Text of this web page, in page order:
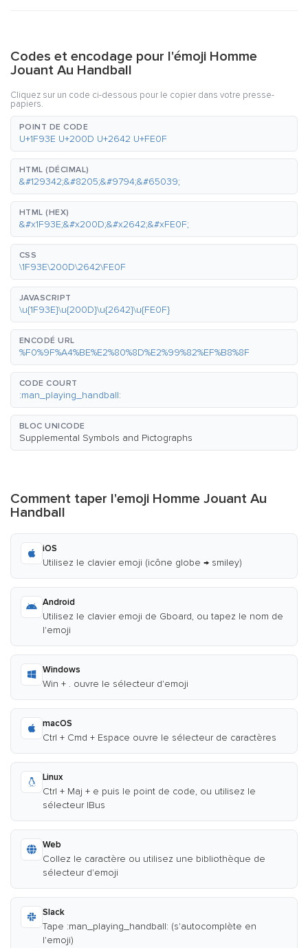
Codes et encodage pour l'émoji Homme
Jouant Au Handball
Cliquez sur un code ci-dessous pour le copier dans votre presse-
papiers.
POINT DE CODE
U+1F93E U+200D U+2642 U+FE0F
HTML (DÉCIMAL)
&#129342;&#8205;&#9794;&#65039;
HTML (HEX)
&#x1F93E;&#x200D;&#x2642;&#xFE0F;
CSS
\1F93E\200D\2642\FE0F
JAVASCRIPT
\u{1F93E}\u{200D}\u{2642}\u{FE0F}
ENCODÉ URL
%F0%9F%A4%BE%E2%80%8D%E2%99%82%EF%B8%8F
CODE COURT
:man_playing_handball:
BLOC UNICODE
Supplemental Symbols and Pictographs
Comment taper l'emoji Homme Jouant Au
Handball
iOS
Utilisez le clavier emoji (icône globe → smiley)
Android
Utilisez le clavier emoji de Gboard, ou tapez le nom de
l'emoji
Windows
Win + . ouvre le sélecteur d'emoji
macOS
Ctrl + Cmd + Espace ouvre le sélecteur de caractères
Linux
Ctrl + Maj + e puis le point de code, ou utilisez le
sélecteur IBus
Web
Collez le caractère ou utilisez une bibliothèque de
sélecteur d'emoji
Slack
Tape :man_playing_handball: (s'autocomplète en
l'emoji)